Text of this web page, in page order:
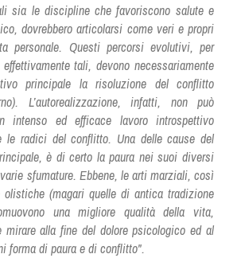
sia le discipline che favoriscono salute e
dovrebbero articolarsi come veri e propri
personale. Questi percorsi evolutivi, per
tali, devono necessariamente
principale la risoluzione del conflitto
L’autorealizzazione, infatti, non può
intenso ed efficace lavoro introspettivo
le radici del conflitto. Una delle cause del
è di certo la paura nei suoi diversi
sfumature. Ebbene, le arti marziali, così
(magari quelle di antica tradizione
una migliore qualità della vita,
mirare alla fine del dolore psicologico ed al
forma di paura e di conflitto".